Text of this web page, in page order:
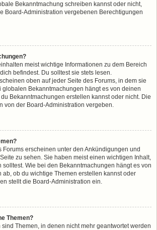
Bekanntmachung schreiben kannst oder nicht,
Board-Administration vergebenen Berechtigungen
meist wichtige Informationen zu dem Bereich
befindest. Du solltest sie stets lesen.
oben auf jeder Seite des Forums, in dem sie
globalen Bekanntmachungen hängt es von deinen
Bekanntmachungen erstellen kannst oder nicht. Die
von der Board-Administration vergeben.
Forums erscheinen unter den Ankündigungen und
zu sehen. Sie haben meist einen wichtigen Inhalt,
Wie bei den Bekanntmachungen hängt es von
ob du wichtige Themen erstellen kannst oder
stellt die Board-Administration ein.
Themen?
Themen, in denen nicht mehr geantwortet werden